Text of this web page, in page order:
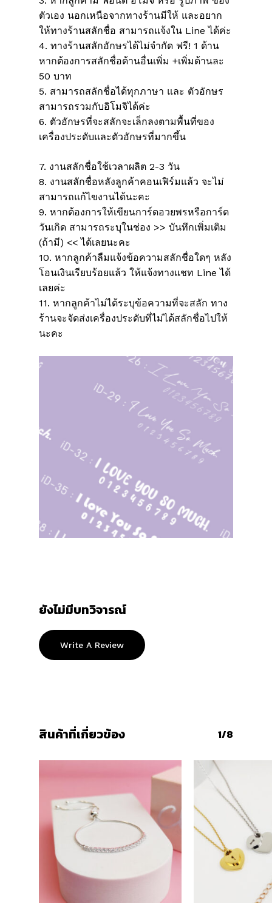
ตัวเอง นอกเหนือจากทางร้านมีให้ และอยาก
ให้ทางร้านสลักชื่อ สามารถแจ้งใน Line ได้ค่ะ
4. ทางร้านสลักอักษรได้ไม่จำกัด ฟรี! 1 ด้าน
หากต้องการสลักชื่อด้านอื่นเพิ่ม +เพิ่มด้านละ
50 บาท
5. สามารถสลักชื่อได้ทุกภาษา และ ตัวอักษร
สามารถรวมกับอิโมจิได้ค่ะ
6. ตัวอักษรที่จะสลักจะเล็กลงตามพื้นที่ของ
เครื่องประดับและตัวอักษรที่มากขึ้น
7. งานสลักชื่อใช้เวลาผลิต 2-3 วัน
8. งานสลักชื่อหลังลูกค้าคอนเฟิร์มแล้ว จะไม่
สามารถแก้ไขงานได้นะคะ
9. หากต้องการให้เขียนการ์ดอวยพรหรือการ์ด
วันเกิด สามารถระบุในช่อง >> บันทึกเพิ่มเติม
(ถ้ามี) << ได้เลยนะคะ
10. หากลูกค้าลืมแจ้งข้อความสลักชื่อใดๆ หลัง
โอนเงินเรียบร้อยแล้ว ให้แจ้งทางแชท Line ได้
เลยค่ะ
11. หากลูกค้าไม่ได้ระบุข้อความที่จะสลัก ทาง
ร้านจะจัดส่งเครื่องประดับที่ไม่ได้สลักชื่อไปให้
นะคะ
ยังไม่มีบทวิจารณ์
Write A Review
สินค้าที่เกี่ยวข้อง 1/8